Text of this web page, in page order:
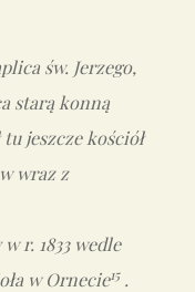
św. Jerzego,
starą konną
jeszcze kościół
wraz z
r. 1833 wedle
w Ornecie15.